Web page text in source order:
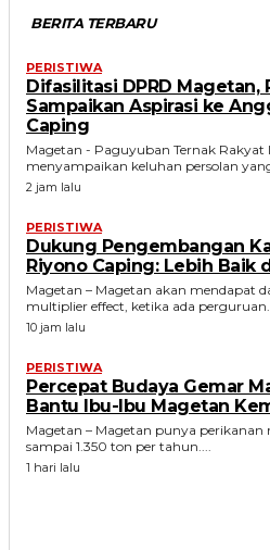
BERITA TERBARU
PERISTIWA
Difasilitasi DPRD Magetan,
Sampaikan Aspirasi ke
Caping
Magetan - Paguyuban Ternak Rakyat
menyampaikan keluhan persolan
2 jam lalu
PERISTIWA
Dukung Pengembangan
Riyono Caping: Lebih Baik
Magetan – Magetan akan mendapat
multiplier effect, ketika ada
10 jam lalu
PERISTIWA
Percepat Budaya Gemar
Bantu Ibu-Ibu Magetan
Magetan – Magetan punya perikanan
sampai 1.350 ton per tahun....
1 hari lalu